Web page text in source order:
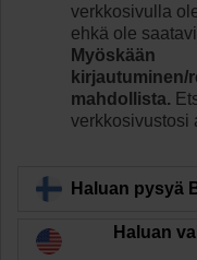
Takaisin
verkkosivulla
ehkä ole
Myöskään
kirjautuminen/
mahdollista.
verkkosivustosi
Haluan pysyä
Haluan